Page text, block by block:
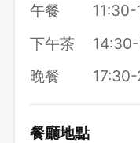
午餐
下午茶
晚餐
餐廳地點